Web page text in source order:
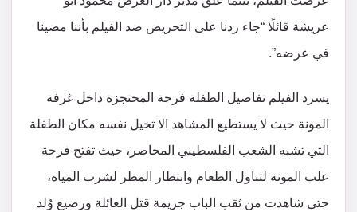
عريشة قائلًا “جاء ردنا على التحريض ضد الفيلم بأننا مضينا
في عرضه”.
يسرد الفيلم تفاصيل الطفلة فرحة المحتجزة داخل غرفة
المونة حيث لا يستطيع المشاهد الا تخيل نفسه مكان الطفلة
التي تشبه الشعب الفلسطيني المحاصر، حيث تفتح فرحة
علب المونة لتناول الطعام وانتظار المطر لشرب المياه،
حتى شاهدت من ثقب الباب جريمة قتل العائلة ورضيع وُلد